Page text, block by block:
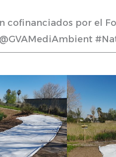
cofinanciados por el